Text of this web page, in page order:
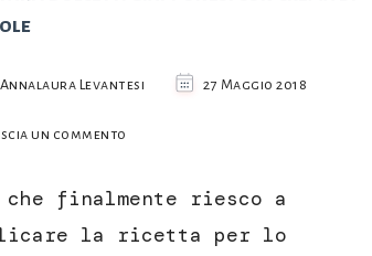
Annalaura Levantesi 27 Maggio 2018
un commento
dolcetti
giapponesi
che finalmente riesco a
la ricetta per lo